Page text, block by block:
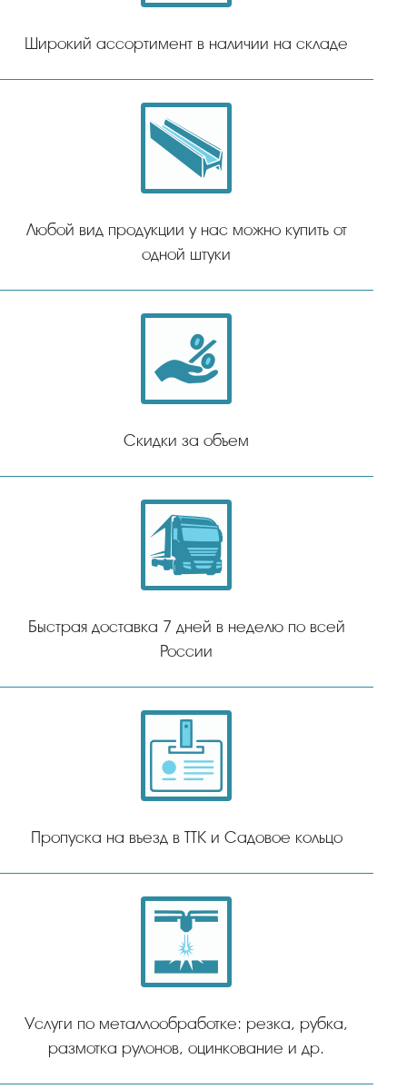
Широкий ассортимент в наличии на складе
Любой вид продукции у нас можно купить от
одной штуки
Скидки за объем
Быстрая доставка 7 дней в неделю по всей
России
Пропуска на въезд в ТТК и Садовое кольцо
Услуги по металлообработке: резка, рубка,
размотка рулонов, оцинкование и др.